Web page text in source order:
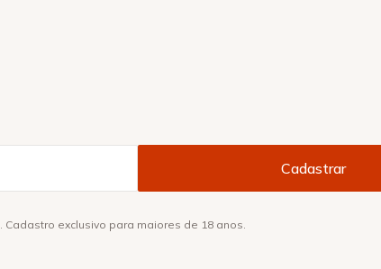
. Cadastro exclusivo para maiores de 18 anos.